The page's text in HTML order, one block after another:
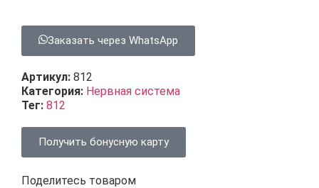
Заказать через WhatsApp
Артикул: 812
Категория: Нервная система
Тег: 812
Получить бонусную карту
Поделитесь товаром